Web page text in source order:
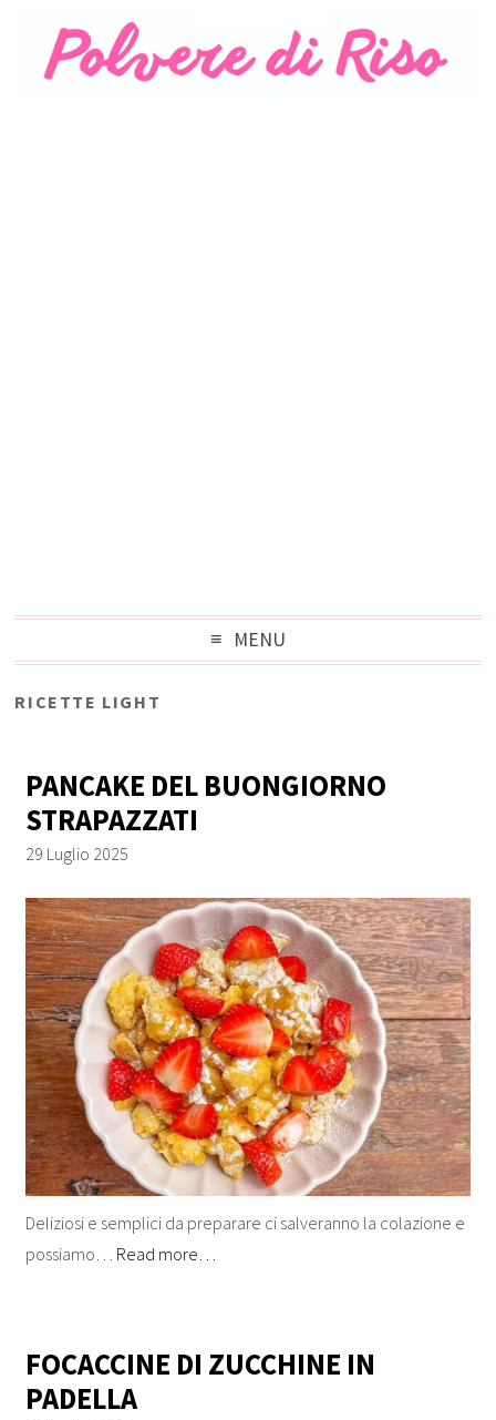
MENU
RICETTE LIGHT
PANCAKE DEL BUONGIORNO
STRAPAZZATI
29 Luglio 2025
Deliziosi e semplici da preparare ci salveranno la colazione e
possiamo… Read more…
FOCACCINE DI ZUCCHINE IN
PADELLA